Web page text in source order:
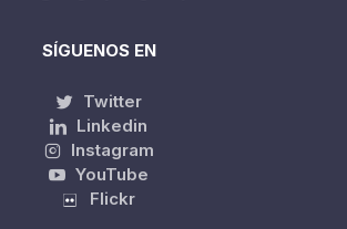
SÍGUENOS EN
Twitter
Linkedin
Instagram
YouTube
Flickr